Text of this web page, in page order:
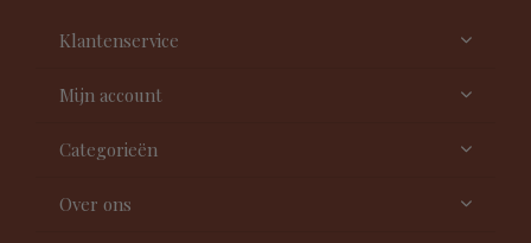
Klantenservice
Mijn account
Categorieën
Over ons